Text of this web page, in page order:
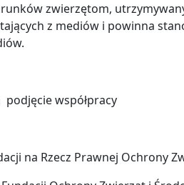
zwierzętom,
z mediów i powinna
współpracy
na Rzecz Prawnej Ochrony